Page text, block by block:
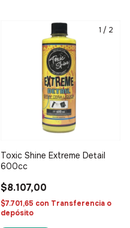
1 / 2
Toxic Shine Extreme Detail
600cc
$8.107,00
$7.701,65 con Transferencia o
depósito